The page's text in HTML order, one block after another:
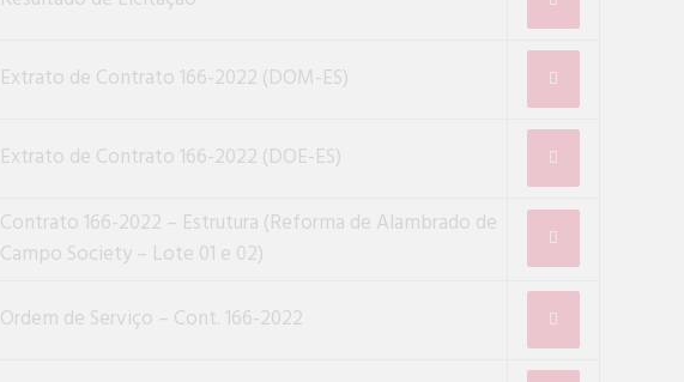
Extrato de Contrato 166-2022 (DOM-ES)
Extrato de Contrato 166-2022 (DOE-ES)
Contrato 166-2022 – Estrutura (Reforma de Alambrado de
Campo Society – Lote 01 e 02)
Ordem de Serviço – Cont. 166-2022